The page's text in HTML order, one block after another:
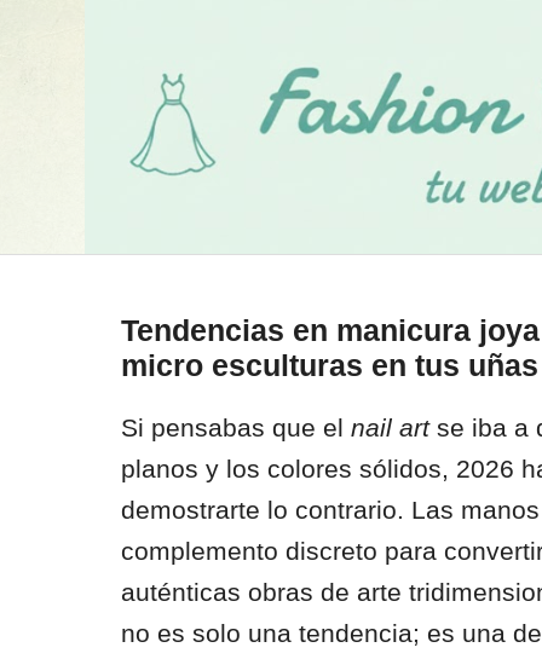
Tendencias en manicura
micro esculturas en tus uñas
Si pensabas que el nail artse iba a
planos y los colores sólidos, 2026
demostrarte lo contrario. Las
complemento discreto para
auténticas obras de arte
no es solo una tendencia; es una